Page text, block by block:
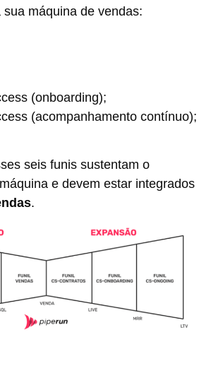
máquina de vendas:
(onboarding);
(acompanhamento contínuo);
seis funis sustentam o
e devem estar integrados
.